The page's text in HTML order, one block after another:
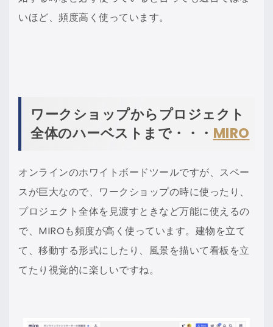
いほど、頻度高く使っています。
ワークショップからプロジェクト
全体のハーベストまで・・・ MIRO
オンラインのホワイトボードツールですが、スペー
スが巨大なので、ワークショップの時に使ったり、
プロジェクト全体を見渡すときなど万能に使えるの
で、MIROも頻度が高く使っています。建物を立て
て、移動する形式にしたり、風景を描いて看板を立
てたり視覚的に楽しいですね。